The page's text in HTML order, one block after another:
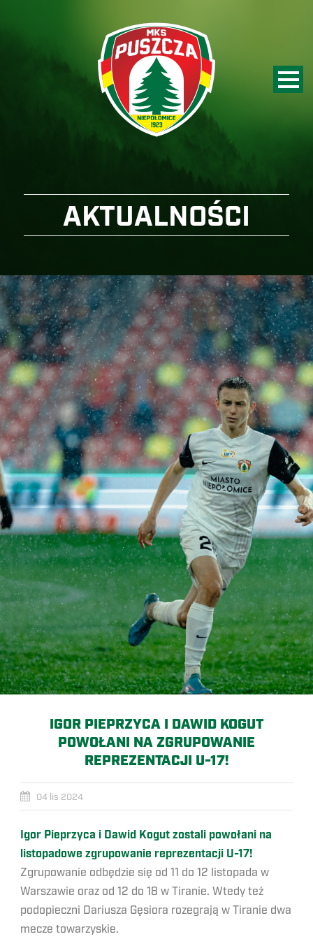
AKTUALNOŚCI
IGOR PIEPRZYCA I DAWID KOGUT
POWOŁANI NA ZGRUPOWANIE
REPREZENTACJI U-17!
04 lis 2024
Igor Pieprzyca i Dawid Kogut zostali powołani na
listopadowe zgrupowanie reprezentacji U-17!
Zgrupowanie odbędzie się od 11 do 12 listopada w
Warszawie oraz od 12 do 18 w Tiranie. Wtedy też
podopieczni Dariusza Gęsiora rozegrają w Tiranie dwa
mecze towarzyskie.